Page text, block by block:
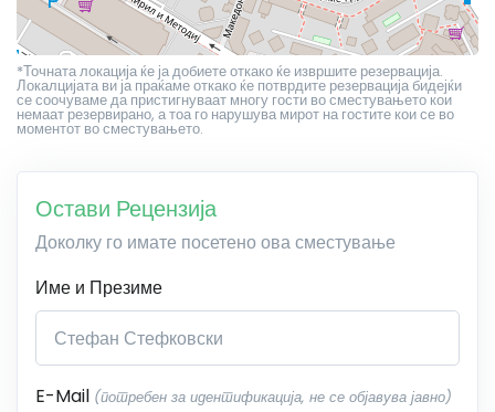
*Точната локација ќе ја добиете откако ќе извршите резервација.
Локалцијата ви ја праќаме откако ќе потврдите резервација бидејќи
се соочуваме да пристигнуваат многу гости во сместувањето кои
немаат резервирано, а тоа го нарушува мирот на гостите кои се во
моментот во сместувањето.
Остави Рецензија
Доколку го имате посетено ова сместување
Име и Презиме
E-Mail (потребен за идентификација, не се објавува јавно)